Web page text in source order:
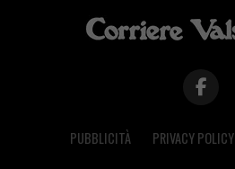
PUBBLICITÀ PRIVACY POLICY